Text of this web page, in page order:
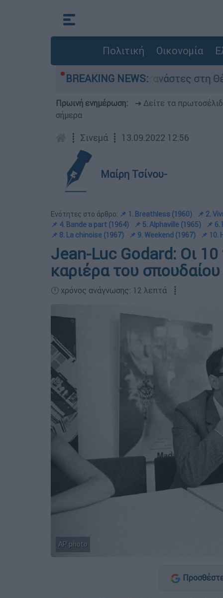
Πολιτική Οικονομία
BREAKING NEWS:
χιλιάδες μετανάστες στη Θέουτα
Πρωινή ενημέρωση: ➔ Δείτε τα
σήμερα
┋ Σινεμά ┋ 13.09.2022 12:56
Μαίρη Τσίνου-
Ενότητες στο άρθρο: 📌 1. Breathless (1960) 📌 2.
📌 4. Bande a part (1964)
📌 5. Alphaville (1965) 📌
📌 8. La chinoise (1967)
📌 9. Weekend (1967) 📌 10.
Jean-Luc Godard: Οι 10
καριέρα του
🕛 χρόνος ανάγνωσης: 12 λεπτά ┋
ΑP photo